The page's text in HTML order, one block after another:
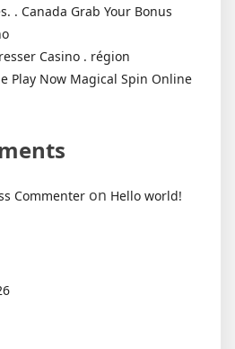
. Canada Grab Your Bonus
Casino . région
Play Now Magical Spin Online
Commenter on Hello world!